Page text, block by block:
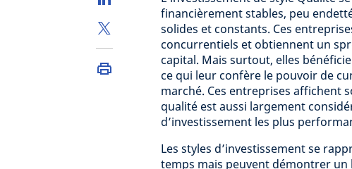
financièrement stables, peu
solides et constants. Ces
concurrentiels et obtiennent un
capital. Mais surtout, elles
ce qui leur confère le pouvoir de
marché. Ces entreprises affichent
qualité est aussi largement
d’investissement les plus
Les styles d’investissement se
temps mais peuvent démontrer